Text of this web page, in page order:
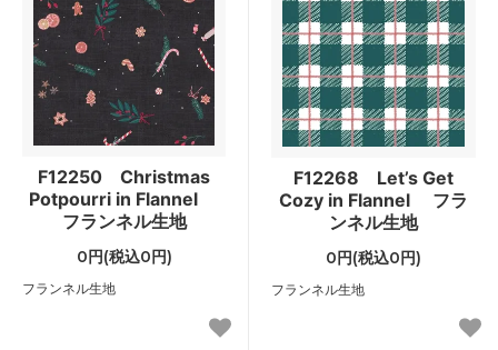
F12250 Christmas
Potpourri in Flannel
フランネル生地
0円(税込0円)
フランネル生地
F12268 Let’s Get
Cozy in Flannel フラ
ンネル生地
0円(税込0円)
フランネル生地